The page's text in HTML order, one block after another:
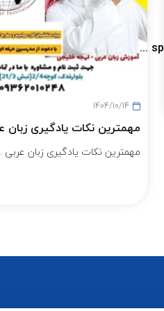
1404/10/14
مهمترین نکات یادگیری زبان
مهمترین نکات یادگیری زبان عربی